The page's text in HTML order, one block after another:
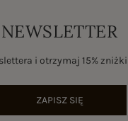
NEWSLETTER
i otrzymaj 15%
ZAPISZ SIĘ